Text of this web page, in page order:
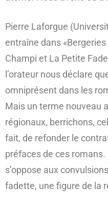
Pierre Laforgue
entraîne dans
Champi et La Petite
l’orateur nous déclare
omniprésent dans les
Mais un terme nouveau
régionaux, berrichons,
fait, de refonder le
préfaces de ces
s’oppose aux
fadette, une figure de la